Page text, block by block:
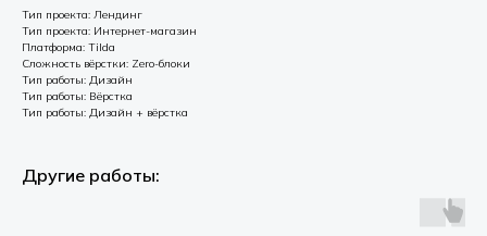
Тип проекта: Лендинг
Тип проекта: Интернет-магазин
Платформа: Tilda
Сложность вёрстки: Zero-блоки
Тип работы: Дизайн
Тип работы: Вёрстка
Тип работы: Дизайн + вёрстка
Другие работы: